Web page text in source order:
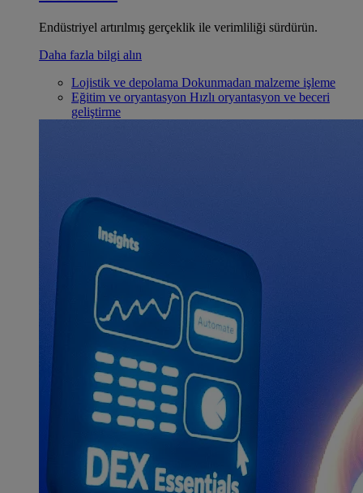
Endüstriyel artırılmış gerçeklik ile verimliliği sürdürün.
Daha fazla bilgi alın
Lojistik ve depolama Dokunmadan malzeme işleme
Eğitim ve oryantasyon Hızlı oryantasyon ve beceri
geliştirme